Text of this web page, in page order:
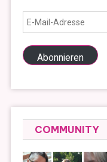
E-
Mail-
Adresse
Abonnieren
COMMUNITY